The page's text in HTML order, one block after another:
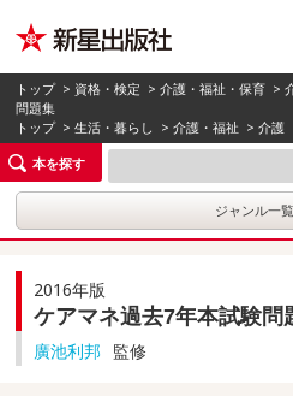
トップ > 資格・検定 >介護・福祉・保育 >
問題集
トップ >生活・暮らし >介護・福祉 >介護
本を探す
ジャンル一覧
2016年版
ケアマネ過去7年本試験問
廣池利邦 監修